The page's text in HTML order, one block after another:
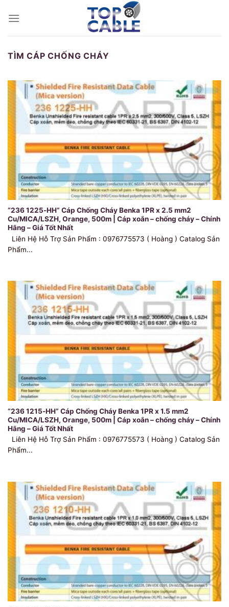
TÌM CÁP CHỐNG CHÁY
“236 1225-HH” Cáp Chống Cháy Benka 1PR x 2.5 mm2
Cu/MICA/LSZH, Orange, 500m | Cáp xoắn – chống cháy – Chính
Hãng – Giá Tốt Nhất
Liên Hệ Hỗ Trợ Sản Phẩm : 0976775573 ( Hoàng ) Catalog Sản
Phẩm...
“236 1215-HH” Cáp Chống Cháy Benka 1PR x 1.5 mm2
Cu/MICA/LSZH, Orange, 500m | Cáp xoắn – chống cháy – Chính
Hãng – Giá Tốt Nhất
Liên Hệ Hỗ Trợ Sản Phẩm : 0976775573 ( Hoàng ) Catalog Sản
Phẩm...